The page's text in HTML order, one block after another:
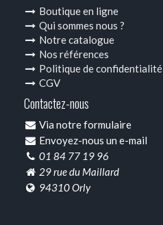
Boutique en ligne
Qui sommes nous ?
Notre catalogue
Nos références
Politique de confidentialité
CGV
Contactez-nous
Via notre formulaire
Envoyez-nous un e-mail
01 84 77 19 96
29 rue du Maillard
94310 Orly